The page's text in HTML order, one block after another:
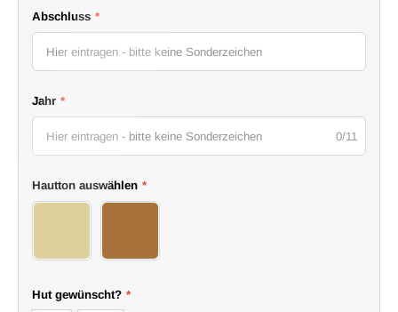
Abschluss *
Jahr *
0/11
Hautton auswählen *
Hut gewünscht? *